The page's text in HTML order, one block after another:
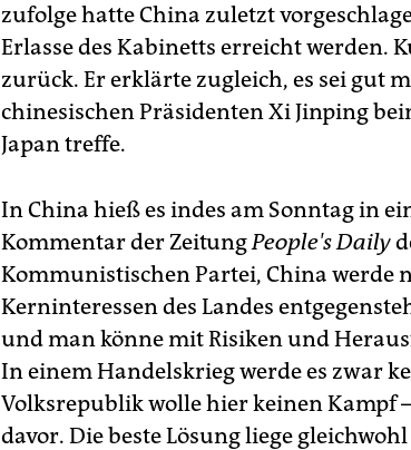
zufolge hatte China zuletzt
Erlasse des Kabinetts erreicht werden.
zurück. Er erklärte zugleich, es sei gut
chinesischen Präsidenten Xi Jinping
Japan treffe.
In China hieß es indes am Sonntag in
Kommentar der ZeitungPeople's Daily
Kommunistischen Partei, China werde
Kerninteressen des Landes
und man könne mit Risiken und
In einem Handelskrieg werde es zwar
Volksrepublik wolle hier keinen Kampf
davor. Die beste Lösung liege